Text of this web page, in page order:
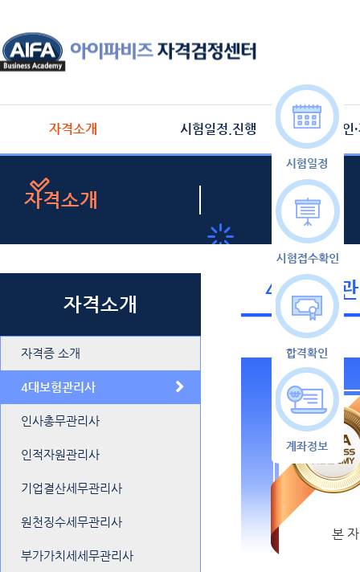
자격소개 시험일정.진행 합격확인
자격소개
자격소개
자격증 소개
4대보험관리사
인사총무관리사
인적자원관리사
기업결산세무관리사
원천징수세무관리사
부가가치세세무관리사
4대보험
본